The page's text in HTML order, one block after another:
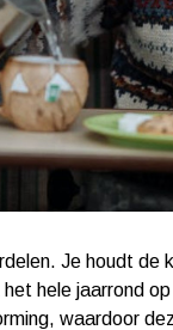
Je houdt
hele jaarrond
waardoor